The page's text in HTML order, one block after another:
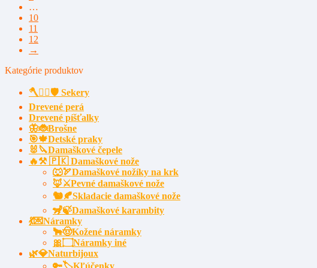
…
10
11
12
→
Kategórie produktov
🪓🧔‍♂️🛡️ Sekery
Drevené perá
Drevené píšťalky
🦋🐞Brošne
🎯🍁Detské praky
🐰🔪Damaškové čepele
🔥⚒️ 🇵🇰 Damaškové nože
🐺🏹Damaškové nožíky na krk
🦊⚔️Pevné damaškové nože
🐿️🍂Skladacie damaškové nože
🦨🍃Damaškové karambity
💃💌Náramky
🐂🤠Kožené náramky
🎀۝Náramky iné
🌿💎Naturbijoux
🔑🏷️Kľúčenky